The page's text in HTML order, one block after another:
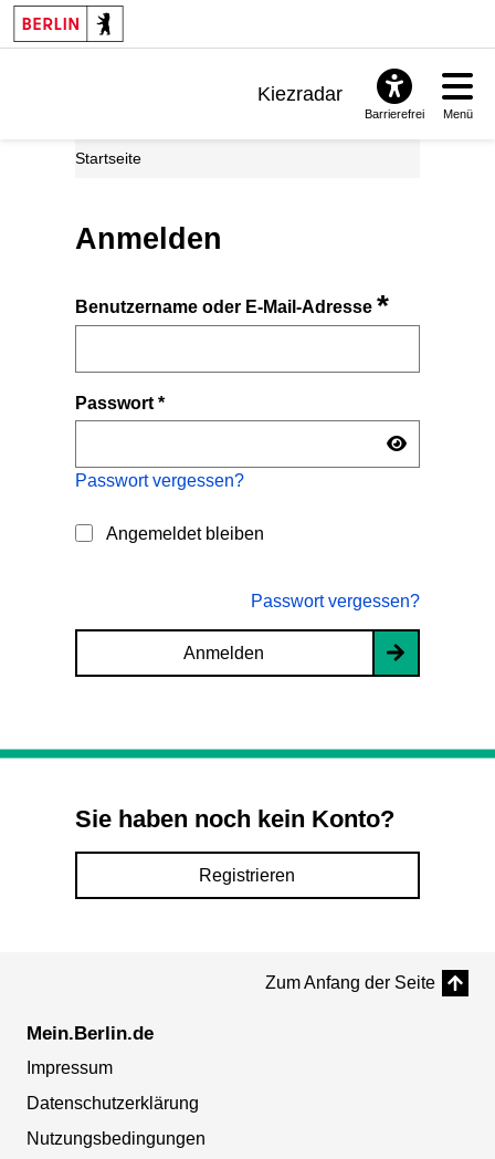
Kiezradar
Barrierefrei Menü
Startseite
Anmelden
Benutzername oder E-Mail-Adresse*
Passwort*
Passwort vergessen?
Angemeldet bleiben
Passwort vergessen?
Anmelden
Sie haben noch kein Konto?
Registrieren
Zum Anfang der Seite
Mein.Berlin.de
Impressum
Datenschutzerklärung
Nutzungsbedingungen